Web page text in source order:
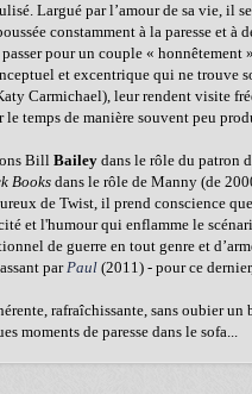
Largué par l’amour de sa vie,
constamment à la paresse et
pour un couple «
et excentrique qui ne
Carmichael), leur rendent visite
temps de manière souvent peu
Bill Bailey dans le rôle du patron
Books dans le rôle de Manny (de
de Twist, il prend conscience
et l'humour qui enflamme le
de guerre en tout genre et
parPaul (2011) - pour ce
rafraîchissante, sans oubier
moments de paresse dans le sofa...